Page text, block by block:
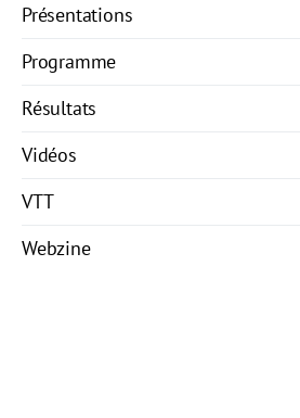
Présentations
Programme
Résultats
Vidéos
VTT
Webzine